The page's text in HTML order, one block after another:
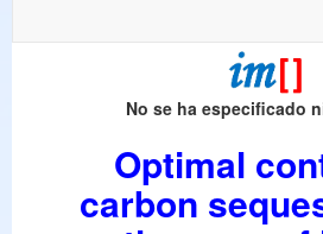
No se ha especificado
Optimal
carbon